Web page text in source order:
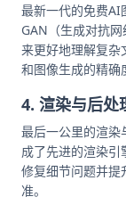
最新一代的免费AI
GAN（生成对抗
来更好地理解复杂
和图像生成的精确
4. 渲染与后处
最后一公里的渲染
成了先进的渲染引
修复细节问题并提
准。